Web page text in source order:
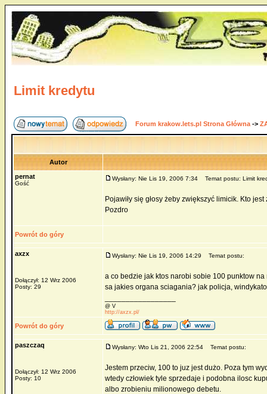
Limit kredytu
Forum krakow.lets.pl Strona Główna ->
Autor
pernat
Gość
Wysłany: Nie Lis 19, 2006 7:34 Temat postu: Limit
Pojawiły się głosy żeby zwiększyć limicik. Kto
Pozdro
Powrót do góry
axzx
Dołączył: 12 Wrz 2006
Posty: 29
Wysłany: Nie Lis 19, 2006 14:29 Temat postu:
a co bedzie jak ktos narobi sobie 100 punktow
sa jakies organa sciagania? jak policja,
@ V
http://axzx.pl/
Powrót do góry
paszczaq
Dołączył: 12 Wrz 2006
Posty: 10
Wysłany: Wto Lis 21, 2006 22:54 Temat postu:
Jestem przeciw, 100 to juz jest dużo. Poza tym
wtedy człowiek tyle sprzedaje i podobna ilosc
albo zrobieniu milionowego debetu.